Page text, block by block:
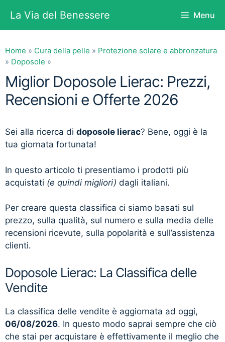
contenuto
La Via del Benessere Menu
Home » Cura della pelle » Protezione solare e abbronzatura
» Doposole »
Miglior Doposole Lierac: Prezzi,
Recensioni e Offerte 2026
Sei alla ricerca di doposole lierac? Bene, oggi è la
tua giornata fortunata!
In questo articolo ti presentiamo i prodotti più
acquistati (e quindi migliori) dagli italiani.
Per creare questa classifica ci siamo basati sul
prezzo, sulla qualità, sul numero e sulla media delle
recensioni ricevute, sulla popolarità e sull’assistenza
clienti.
Doposole Lierac: La Classifica delle
Vendite
La classifica delle vendite è aggiornata ad oggi,
06/08/2026. In questo modo saprai sempre che ciò
che stai per acquistare è effettivamente il meglio che